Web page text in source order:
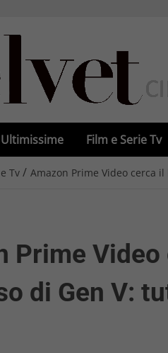
Ultimissime Film e Serie Tv
Tv / Amazon Prime Video cerca
Prime Video
di Gen V: